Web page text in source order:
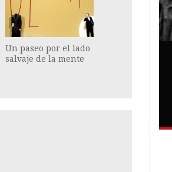
Un paseo por el lado
salvaje de la mente